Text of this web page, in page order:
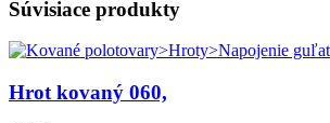
Súvisiace produkty
Hrot kovaný 060,